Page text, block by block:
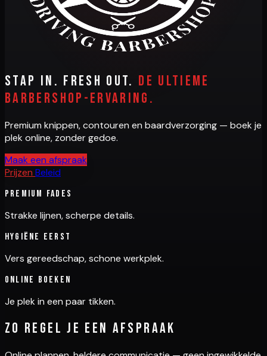
Stap in. Fresh out. De ultieme
barbershop-ervaring.
Premium knippen, contouren en baardverzorging — boek je
plek online, zonder gedoe.
Maak een afspraak
Prijzen Beleid
Premium fades
Strakke lijnen, scherpe details.
Hygiëne eerst
Vers gereedschap, schone werkplek.
Online boeken
Je plek in een paar tikken.
Zo regel je een afspraak